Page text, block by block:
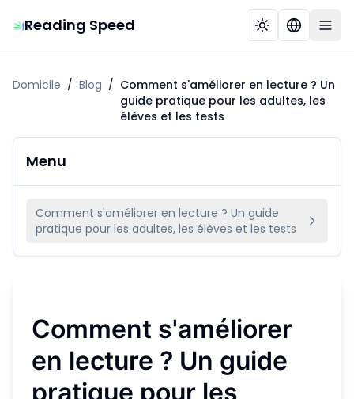
Reading Speed
Domicile / Blog / Comment s'améliorer en lecture ? Un
guide pratique pour les adultes, les
élèves et les tests
Menu
Comment s'améliorer en lecture ? Un guide
pratique pour les adultes, les élèves et les tests
Comment s'améliorer
en lecture ? Un guide
pratique pour les